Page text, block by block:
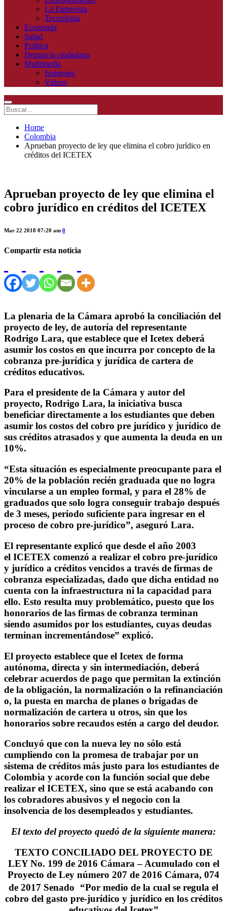
La Entrevista
Tecnologia
Economía
Salud
Política
Denuncia ciudadana
Multimedia
Imágenes
Videos
Home
Colombia
Aprueban proyecto de ley que elimina el cobro jurídico en
créditos del ICETEX
Aprueban proyecto de ley que elimina el
cobro jurídico en créditos del ICETEX
Mar 22 2018 07:20 am 0
Compartir esta noticia
La plenaria de la Cámara aprobó la conciliación del
proyecto de ley, de autoría del representante
Rodrigo Lara, que establece que el Icetex deberá
asumir los costos en que incurra por concepto de la
cobranza pre-jurídica y jurídica de cartera de
créditos educativos.
Para el presidente de la Cámara y autor del
proyecto, Rodrigo Lara, la iniciativa busca
beneficiar directamente a los estudiantes que deben
asumir los costos del cobro pre jurídico y jurídico de
sus créditos atrasados y que aumenta la deuda en un
10%.
“Esta situación es especialmente preocupante para el
20% de la población recién graduada que no logra
vincularse a un empleo formal, y para el 28% de
graduados que solo logra conseguir trabajo después
de 3 meses, periodo suficiente para ingresar en el
proceso de cobro pre-jurídico”, aseguró Lara.
El representante explicó que desde el año 2003
el ICETEX comenzó a realizar el cobro pre-jurídico
y jurídico a créditos vencidos a través de firmas de
cobranza especializadas, dado que dicha entidad no
cuenta con la infraestructura ni la capacidad para
ello. Esto resulta muy problemático, puesto que los
honorarios de las firmas de cobranza terminan
siendo asumidos por los estudiantes, cuyas deudas
terminan incrementándose” explicó.
El proyecto establece que el Icetex de forma
autónoma, directa y sin intermediación, deberá
celebrar acuerdos de pago que permitan la extinción
de la obligación, la normalización o la refinanciación
o, la puesta en marcha de planes o brigadas de
normalización de cartera u otros, sin que los
honorarios sobre recaudos estén a cargo del deudor.
Concluyó que con la nueva ley no sólo está
cumpliendo con la promesa de trabajar por un
sistema de créditos más justo para los estudiantes de
Colombia y acorde con la función social que debe
realizar el ICETEX, sino que se está acabando con
los cobradores abusivos y el negocio con la
insolvencia de los desempleados y estudiantes.
El texto del proyecto quedó de la siguiente manera:
TEXTO CONCILIADO DEL PROYECTO DE
LEY No. 199 de 2016 Cámara – Acumulado con el
Proyecto de Ley número 207 de 2016 Cámara, 074
de 2017 Senado
“Por medio de la cual se regula el
cobro del gasto pre-jurídico y jurídico en los créditos